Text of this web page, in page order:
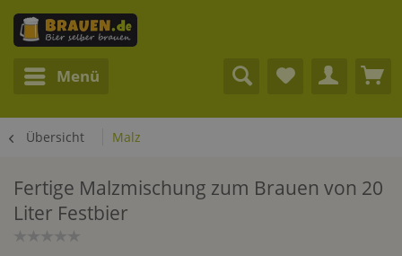
Menü
Übersicht Malz
Fertige Malzmischung zum Brauen von 20
Liter Festbier